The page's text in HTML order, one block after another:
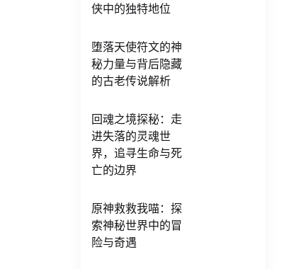
侠中的独特地位
堕落天使符文的神
秘力量与背后隐藏
的古老传说解析
回魂之境探秘：走
进失落的灵魂世
界，追寻生命与死
亡的边界
原神救救我喵：探
索神秘世界中的冒
险与奇遇